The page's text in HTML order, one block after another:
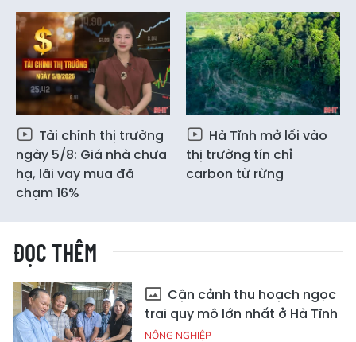
Tài chính thị trường
ngày 5/8: Giá nhà chưa
hạ, lãi vay mua đã
chạm 16%
Hà Tĩnh mở lối vào
thị trường tín chỉ
carbon từ rừng
ĐỌC THÊM
Cận cảnh thu hoạch ngọc
trai quy mô lớn nhất ở Hà Tĩnh
NÔNG NGHIỆP